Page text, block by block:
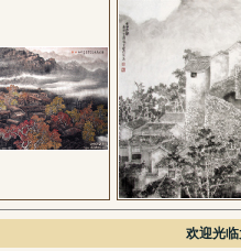
欢迎光